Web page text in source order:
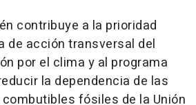
contribuye a la prioridad
de acción transversal del
por el clima y al programa
la dependencia de las
fósiles de la Unión